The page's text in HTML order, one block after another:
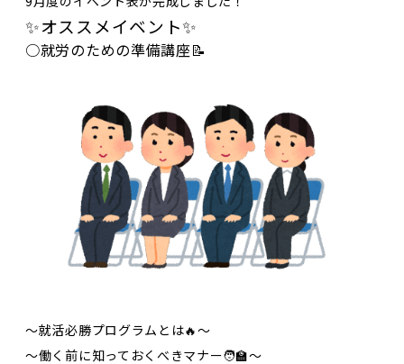
✨オススメイベント✨
○就労のための準備講座📝
〜就活必勝プログラムとは🔥〜
〜働く前に知っておくべきマナー🧑‍🏫〜